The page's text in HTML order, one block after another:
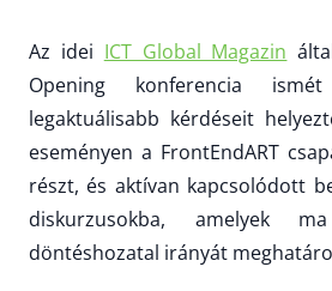
Az idei ICT Global Magazin
Opening konferencia
legaktuálisabb kérdéseit
eseményen a FrontEndART
részt, és aktívan kapcsolódott
diskurzusokba, amelyek
döntéshozatal irányát